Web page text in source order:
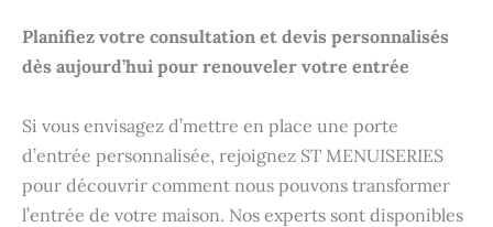
Planifiez votre consultation et devis personnalisés
dès aujourd’hui pour renouveler votre entrée
Si vous envisagez d’mettre en place une porte
d’entrée personnalisée, rejoignez ST MENUISERIES
pour découvrir comment nous pouvons transformer
l’entrée de votre maison. Nos experts sont disponibles